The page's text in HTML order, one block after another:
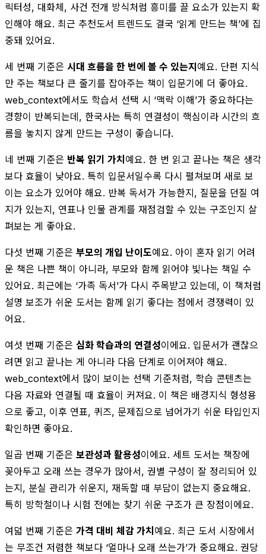
릭터성, 대화체, 사건 전개 방식처럼 흥미를 끌 요소가 있는지 확
인해야 해요. 최근 추천도서 트렌드도 결국 ‘읽게 만드는 책’에 집
중돼 있어요.
세 번째 기준은 시대 흐름을 한 번에 볼 수 있는지예요. 단편 지식
만 주는 책보다 큰 줄기를 잡아주는 책이 입문기에 더 좋아요.
web_context에서도 학습서 선택 시 ‘맥락 이해’가 중요하다는
경향이 반복되는데, 한국사는 특히 연결성이 핵심이라 시간의 흐
름을 놓치지 않게 만드는 구성이 좋습니다.
네 번째 기준은 반복 읽기 가치예요. 한 번 읽고 끝나는 책은 생각
보다 효율이 낮아요. 특히 입문서일수록 다시 펼쳐보며 새로 보
이는 요소가 있어야 해요. 반복 독서가 가능한지, 질문을 던질 여
지가 있는지, 연표나 인물 관계를 재점검할 수 있는 구조인지 살
펴보는 게 좋아요.
다섯 번째 기준은 부모의 개입 난이도예요. 아이 혼자 읽기 어려
운 책은 나쁜 책이 아니라, 부모와 함께 읽어야 빛나는 책일 수
있어요. 최근에는 ‘가족 독서’가 다시 주목받고 있는데, 이 책처럼
설명 보조가 쉬운 도서는 함께 읽기 좋다는 점에서 경쟁력이 있
어요.
여섯 번째 기준은 심화 학습과의 연결성이에요. 입문서가 괜찮으
려면 읽고 끝나는 게 아니라 다음 단계로 이어져야 해요.
web_context에서 많이 보이는 선택 기준처럼, 학습 콘텐츠는
다음 자료와 연결될 때 효율이 커져요. 이 책은 배경지식 형성용
으로 좋고, 이후 연표, 퀴즈, 문제집으로 넘어가기 쉬운 타입인지
확인하면 좋아요.
일곱 번째 기준은 보관성과 활용성이에요. 세트 도서는 책장에
꽂아두고 오래 쓰는 경우가 많아서, 권별 구성이 잘 정리되어 있
는지, 분실 관리가 쉬운지, 재독할 때 부담이 없는지 중요해요.
특히 방학철이나 시험 전에는 찾기 쉬운 구조가 큰 장점이에요.
여덟 번째 기준은 가격 대비 체감 가치예요. 최근 도서 시장에서
는 무조건 저렴한 책보다 ‘얼마나 오래 쓰는가’가 중요해요. 권당